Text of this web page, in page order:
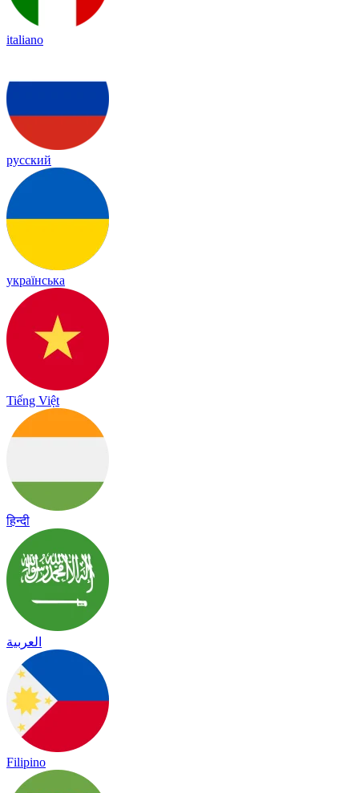
italiano
русский
українська
Tiếng Việt
हिन्दी
العربية
Filipino